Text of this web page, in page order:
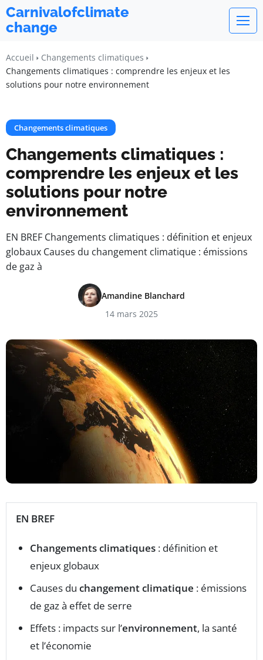
Carnivalofclimate
change
Accueil
Changements climatiques
Changements climatiques : comprendre les enjeux et les
solutions pour notre environnement
Changements climatiques
Changements climatiques :
comprendre les enjeux et les
solutions pour notre
environnement
EN BREF Changements climatiques : définition et enjeux
globaux Causes du changement climatique : émissions
de gaz à
Amandine Blanchard
14 mars 2025
EN BREF
Changements climatiques : définition et
enjeux globaux
Causes du changement climatique : émissions
de gaz à effet de serre
Effets : impacts sur l’environnement, la santé
et l’économie